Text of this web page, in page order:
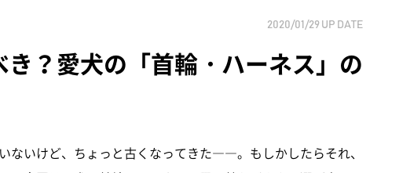
2020/01/29 UP DATE
？愛犬の「首輪・ハーネス」の
ないけど、ちょっと古くなってきた――。もしかしたらそれ、